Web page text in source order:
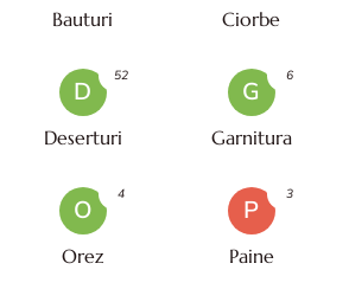
Bauturi Ciorbe
D
Deserturi
52
G
Garnitura
6
O
Orez
4
P
Paine
3